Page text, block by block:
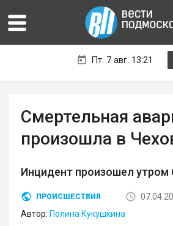
Пт. 7 авг. 13:21
Смертельная
произошла в
Инцидент произошел утром
ПРОИСШЕСТВИЯ
Автор: Полина Кукушкина